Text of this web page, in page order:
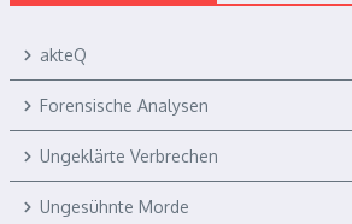
akteQ
Forensische Analysen
Ungeklärte Verbrechen
Ungesühnte Morde